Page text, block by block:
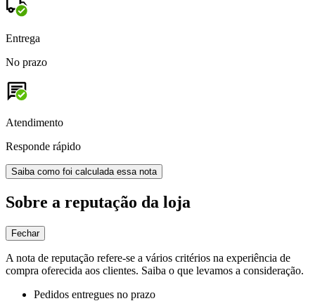
Entrega
No prazo
Atendimento
Responde rápido
Saiba como foi calculada essa nota
Sobre a reputação da loja
Fechar
A nota de reputação refere-se a vários critérios na experiência de
compra oferecida aos clientes. Saiba o que levamos a consideração.
Pedidos entregues no prazo